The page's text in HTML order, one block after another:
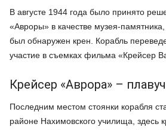
В августе 1944 года было принято
«Авроры» в качестве музея-
был обнаружен крен. Корабль
участие в съемках фильма «Крейсер
Крейсер «Аврора» –
Последним местом стоянки корабля
районе Нахимовского училища, здесь